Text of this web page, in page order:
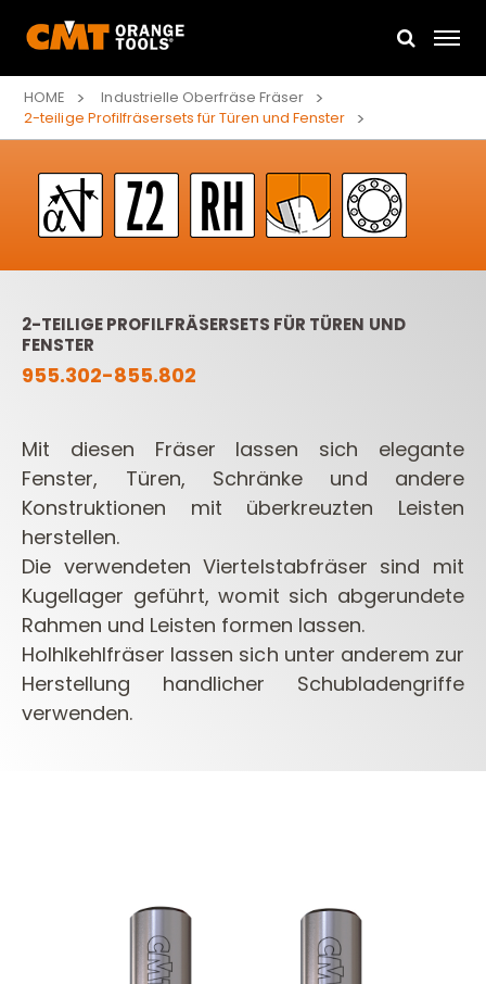
HOME
Industrielle Oberfräse Fräser
2-teilige Profilfräsersets für Türen und Fenster
2-TEILIGE PROFILFRÄSERSETS FÜR TÜREN UND
FENSTER
955.302-855.802
Mit diesen Fräser lassen sich elegante
Fenster, Türen, Schränke und andere
Konstruktionen mit überkreuzten Leisten
herstellen.
Die verwendeten Viertelstabfräser sind mit
Kugellager geführt, womit sich abgerundete
Rahmen und Leisten formen lassen.
Holhlkehlfräser lassen sich unter anderem zur
Herstellung handlicher Schubladengriffe
verwenden.